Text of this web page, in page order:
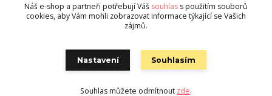
Náš e-shop a partneři potřebují Váš souhlas s použitím souborů
cookies, aby Vám mohli zobrazovat informace týkající se Vašich
zájmů.
Nastavení Souhlasím
Souhlas můžete odmítnout zde.